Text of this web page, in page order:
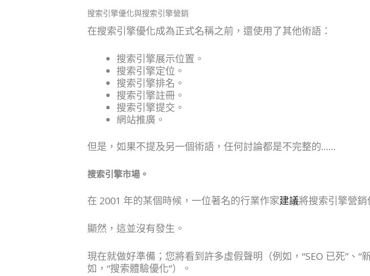
搜索引擎優化與搜索引擎營銷
在搜索引擎優化成為正式名稱之前，還使用了其他術語：
搜索引擎展示位置。
搜索引擎定位。
搜索引擎排名。
搜索引擎註冊。
搜索引擎提交。
網站推廣。
但是，如果不提及另一個術語，任何討論都是不完整的……
搜索引擎市場。
在 2001 年的某個時候，一位著名的行業作家建議將搜索引擎營銷
顯然，這並沒有發生。
現在就做好準備；您將看到許多虛假聲明（例如，“SEO 已死”、“
如，“搜索體驗優化”）。